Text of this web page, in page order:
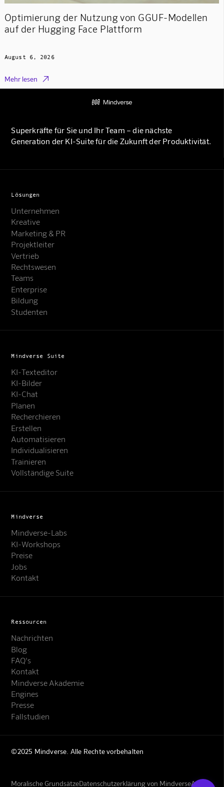
Online · KI-Assistent
Mindverse
Optimierung der Nutzung von GGUF-Modellen
auf der Hugging Face Plattform
August 6, 2026
Mehr lesen 
Superkräfte für Sie und Ihr Team – die nächste
Generation der KI-Suite für die Zukunft der Produktivität.
Lösungen
Unternehmen
Kreative
Marketing & PR
Projektleiter
Vertrieb
Rechtswesen
Teams
Enterprise
Bildung
Studenten
Mindverse Suite
KI-Texteditor
KI-Bilder
KI-Chat
Planen
Recherchieren
Erstellen
Automatisieren
Individualisieren
Trainieren
Vollständige Suite
Mindverse
Mindverse-Labs
KI-Workshops
Preise
Jobs
Kontakt
Ressourcen
Nachrichten
Blog
FAQ's
Kontakt
Mindverse Akademie
Engines
Presse
Fallstudien
©2025 Mindverse. Alle Rechte vorbehalten
Moralische GrundsätzeDatenschutzerklärung von MindverseAGBs